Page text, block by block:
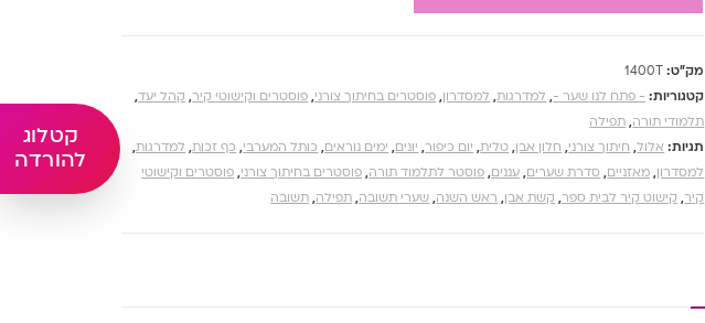
קטלוג
להורדה
מק"ט: 1400T
קטגוריות: - פתח לנו שער -, למדרגות, למסדרון, פוסטרים בחיתוך צורני, פוסטרים וקישוטי קיר, קהל יעד,
תלמודי תורה, תפילה
תגיות: אלול, חיתוך צורני, חלון אבן, טלית, יום כיפור, יונים, ימים נוראים, כותל המערבי, כף זכות, למדרגות,
למסדרון, מאזניים, סדרת שערים, עננים, פוסטר לתלמוד תורה, פוסטרים בחיתוך צורני, פוסטרים וקישוטי
קיר, קישוט קיר לבית ספר, קשת אבן, ראש השנה, שערי תשובה, תפילה, תשובה